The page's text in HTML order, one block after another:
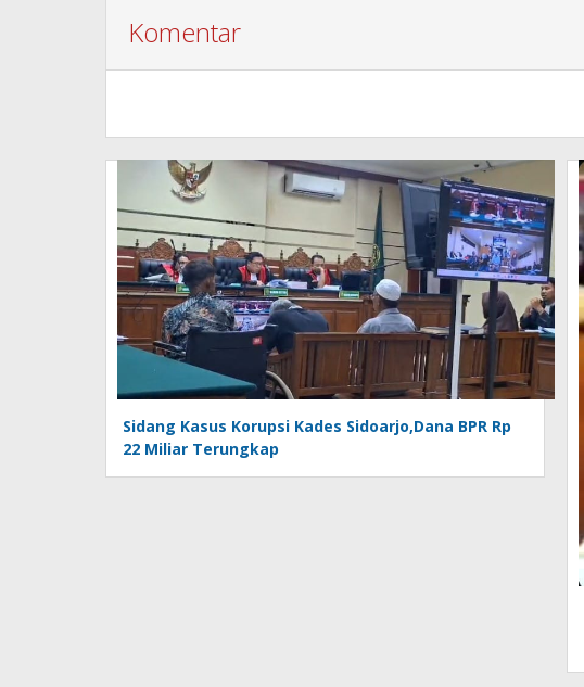
Komentar
Sidang Kasus Korupsi Kades Sidoarjo,Dana BPR Rp
22 Miliar Terungkap